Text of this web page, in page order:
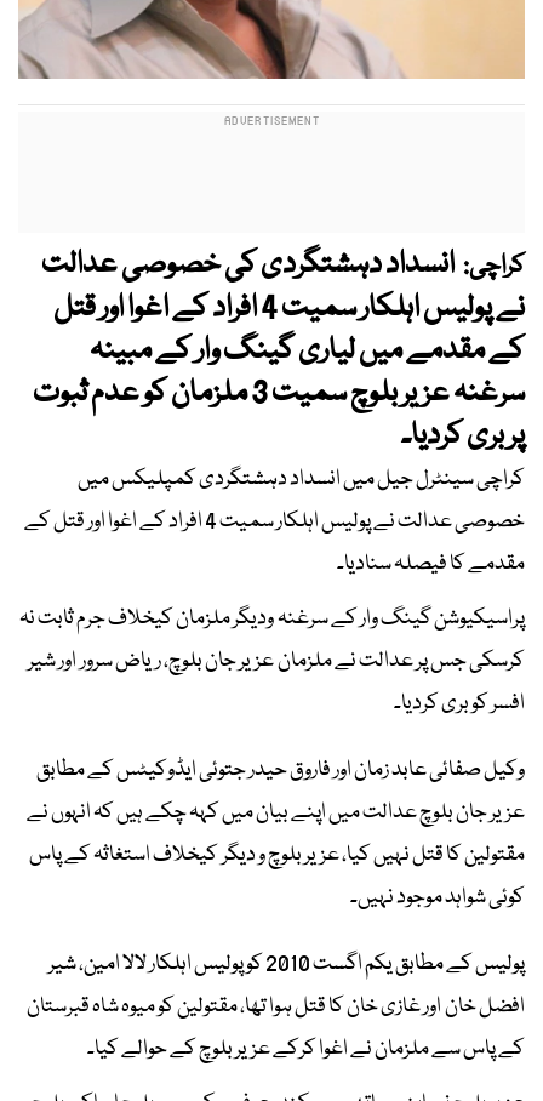
کراچی: انسداد دہشتگردی کی خصوصی عدالت
نے پولیس اہلکار سمیت 4 افراد کے اغوا اور قتل
کے مقدمے میں لیاری گینگ وار کے مبینہ
سرغنہ عزیر بلوچ سمیت 3 ملزمان کو عدم ثبوت
پر بری کردیا۔
کراچی سینٹرل جیل میں انسداد دہشتگردی کمپلیکس میں
خصوصی عدالت نے پولیس اہلکار سمیت 4 افراد کے اغوا اور قتل کے
مقدمے کا فیصلہ سنادیا۔
پراسیکیوشن گینگ وار کے سرغنہ ودیگر ملزمان کیخلاف جرم ثابت نہ
کرسکی جس پر عدالت نے ملزمان عزیر جان بلوچ، ریاض سرور اور شیر
افسر کو بری کردیا۔
وکیل صفائی عابد زمان اور فاروق حیدر جتوئی ایڈوکیٹس کے مطابق
عزیر جان بلوچ عدالت میں اپنے بیان میں کہہ چکے ہیں کہ انہوں نے
مقتولین کا قتل نہیں کیا، عزیر بلوچ و دیگر کیخلاف استغاثہ کے پاس
کوئی شواہد موجود نہیں۔
پولیس کے مطابق یکم اگست 2010 کو پولیس اہلکار لالا امین، شیر
افضل خان اور غازی خان کا قتل ہوا تھا، مقتولین کو میوہ شاہ قبرستان
کے پاس سے ملزمان نے اغوا کرکے عزیر بلوچ کے حوالے کیا۔